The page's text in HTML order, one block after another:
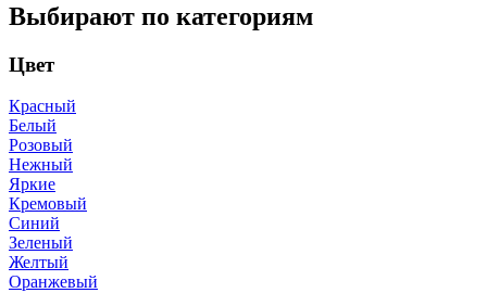
Выбирают по категориям
Цвет
Красный
Белый
Розовый
Нежный
Яркие
Кремовый
Синий
Зеленый
Желтый
Оранжевый